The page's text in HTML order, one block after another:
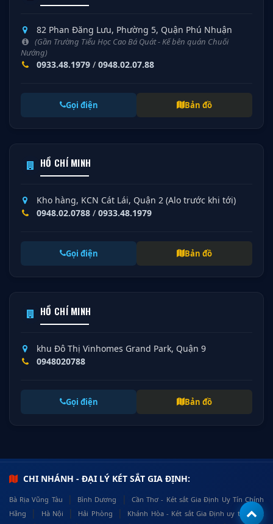
82 Phan Đăng Lưu, Phường 5, Quận Phú Nhuận
(Gần Trường Tiểu Học Cao Bá Quát - Kế bên quán Chuối
Nướng)
0933.48.1979 / 0948.02.07.88
Gọi điện Bản đồ
HỒ CHÍ MINH
Kho hàng, KCN Cát Lái, Quận 2 (Alo trước khi tới)
0948.02.0788 / 0933.48.1979
Gọi điện Bản đồ
HỒ CHÍ MINH
khu Đô Thị Vinhomes Grand Park, Quận 9
0948020788
Gọi điện Bản đồ
CHI NHÁNH - ĐẠI LÝ KÉT SẮT GIA ĐỊNH:
Bà Rịa Vũng Tàu | Bình Dương |
Cần Thơ - Két sắt Gia Định Uy Tín Chính
Hãng
| Hà Nội | Hải Phòng |
Khánh Hòa - Két sắt Gia Định uy tín, chất